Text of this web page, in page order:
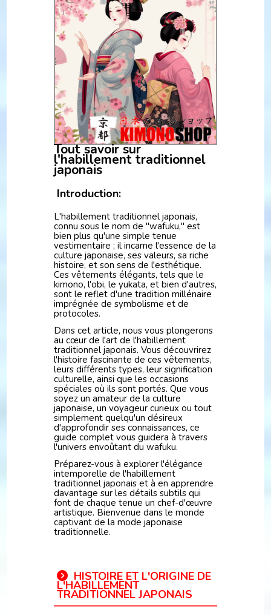
Tout savoir sur
l'habillement traditionnel
japonais
Introduction:
L'habillement traditionnel japonais,
connu sous le nom de "wafuku," est
bien plus qu'une simple tenue
vestimentaire ; il incarne l'essence de la
culture japonaise, ses valeurs, sa riche
histoire, et son sens de l'esthétique.
Ces vêtements élégants, tels que le
kimono, l'obi, le yukata, et bien d'autres,
sont le reflet d'une tradition millénaire
imprégnée de symbolisme et de
protocoles.
Dans cet article, nous vous plongerons
au cœur de l'art de l'habillement
traditionnel japonais. Vous découvrirez
l'histoire fascinante de ces vêtements,
leurs différents types, leur signification
culturelle, ainsi que les occasions
spéciales où ils sont portés. Que vous
soyez un amateur de la culture
japonaise, un voyageur curieux ou tout
simplement quelqu'un désireux
d'approfondir ses connaissances, ce
guide complet vous guidera à travers
l'univers envoûtant du wafuku.
Préparez-vous à explorer l'élégance
intemporelle de l'habillement
traditionnel japonais et à en apprendre
davantage sur les détails subtils qui
font de chaque tenue un chef-d'œuvre
artistique. Bienvenue dans le monde
captivant de la mode japonaise
traditionnelle.
HISTOIRE ET L'ORIGINE DE
L'HABILLEMENT
TRADITIONNEL JAPONAIS